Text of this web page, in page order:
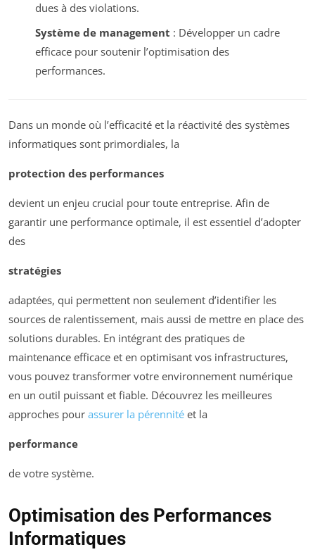
dues à des violations.
Système de management : Développer un cadre
efficace pour soutenir l’optimisation des
performances.
Dans un monde où l’efficacité et la réactivité des systèmes
informatiques sont primordiales, la
protection des performances
devient un enjeu crucial pour toute entreprise. Afin de
garantir une performance optimale, il est essentiel d’adopter
des
stratégies
adaptées, qui permettent non seulement d’identifier les
sources de ralentissement, mais aussi de mettre en place des
solutions durables. En intégrant des pratiques de
maintenance efficace et en optimisant vos infrastructures,
vous pouvez transformer votre environnement numérique
en un outil puissant et fiable. Découvrez les meilleures
approches pour assurer la pérennité et la
performance
de votre système.
Optimisation des Performances
Informatiques